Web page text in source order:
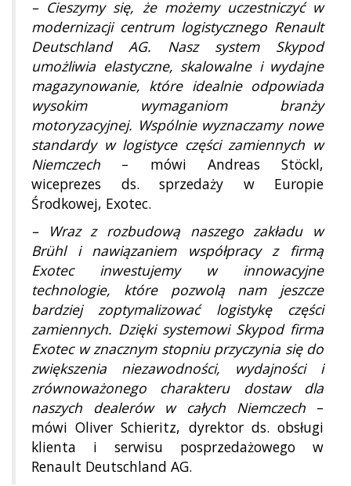
– Cieszymy się, że możemy uczestniczyć w
modernizacji centrum logistycznego Renault
Deutschland AG. Nasz system Skypod
umożliwia elastyczne, skalowalne i wydajne
magazynowanie, które idealnie odpowiada
wysokim wymaganiom branży
motoryzacyjnej. Wspólnie wyznaczamy nowe
standardy w logistyce części zamiennych w
Niemczech – mówi Andreas Stöckl,
wiceprezes ds. sprzedaży w Europie
Środkowej, Exotec.
– Wraz z rozbudową naszego zakładu w
Brühl i nawiązaniem współpracy z firmą
Exotec inwestujemy w innowacyjne
technologie, które pozwolą nam jeszcze
bardziej zoptymalizować logistykę części
zamiennych. Dzięki systemowi Skypod firma
Exotec w znacznym stopniu przyczynia się do
zwiększenia niezawodności, wydajności i
zrównoważonego charakteru dostaw dla
naszych dealerów w całych Niemczech –
mówi Oliver Schieritz, dyrektor ds. obsługi
klienta i serwisu posprzedażowego w
Renault Deutschland AG.